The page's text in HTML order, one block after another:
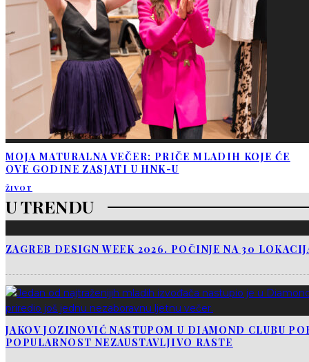
MOJA MATURALNA VEČER: PRIČE MLADIH KOJE ĆE
OVE GODINE ZASJATI U HNK-U
ŽIVOT
U TRENDU
ZAGREB DESIGN WEEK 2026. POČINJE NA 30
JAKOV JOZINOVIĆ NASTUPOM U DIAMOND CLUBU
POPULARNOST NEZAUSTAVLJIVO RASTE